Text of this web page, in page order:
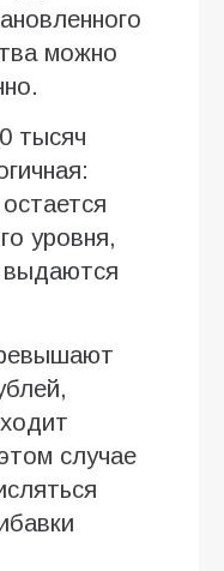
можно
тысяч
уровня,
выдаются
случае